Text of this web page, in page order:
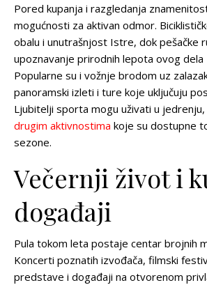
Pored kupanja i razgledanja
mogućnosti za aktivan odmor.
obalu i unutrašnjost Istre, dok pešačke
upoznavanje prirodnih lepota ovog dela
Popularne su i vožnje brodom uz
panoramski izleti i ture koje uključuju
Ljubitelji sporta mogu uživati u
drugim aktivnostima koje su dostupne
sezone.
Večernji život i
događaji
Pula tokom leta postaje centar brojnih
Koncerti poznatih izvođača, filmski
predstave i događaji na otvorenom